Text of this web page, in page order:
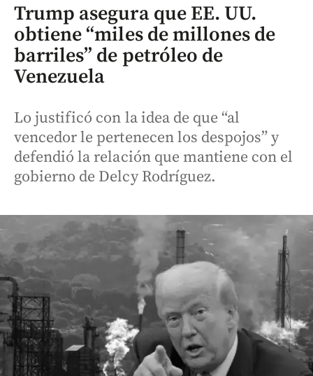
Trump asegura que EE. UU.
obtiene “miles de millones de
barriles” de petróleo de
Venezuela
Lo justificó con la idea de que “al
vencedor le pertenecen los despojos” y
defendió la relación que mantiene con el
gobierno de Delcy Rodríguez.